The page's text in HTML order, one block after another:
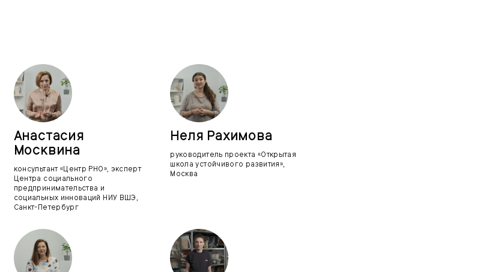
Анастасия
Москвина
консультант «Центр РНО», эксперт
Центра социального
предпринимательства и
социальных инноваций НИУ ВШЭ,
Санкт-Петербург
Неля Рахимова
руководитель проекта «Открытая
школа устойчивого развития»,
Москва